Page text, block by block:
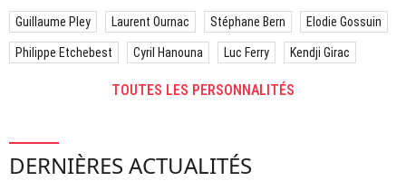
Guillaume Pley Laurent Ournac Stéphane Bern Elodie Gossuin
Philippe Etchebest Cyril Hanouna Luc Ferry Kendji Girac
TOUTES LES PERSONNALITÉS
DERNIÈRES ACTUALITÉS